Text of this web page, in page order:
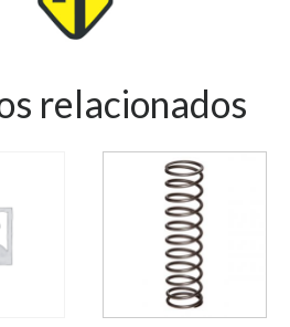
relacionados